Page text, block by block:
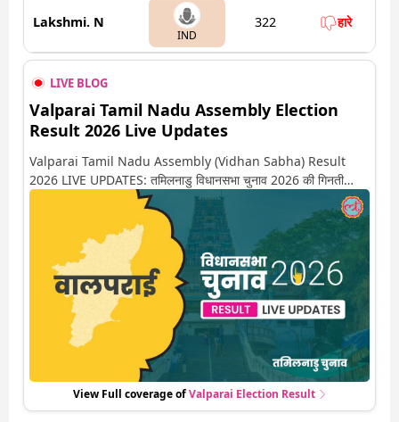
Lakshmi. N
IND
322 हारे
LIVE BLOG
Valparai Tamil Nadu Assembly Election
Result 2026 Live Updates
Valparai Tamil Nadu Assembly (Vidhan Sabha) Result
2026 LIVE UPDATES: तमिलनाडु विधानसभा चुनाव 2026 की गिनती
अगले कुछ ही देर में शुरू होने वाली है. यहां देखें वालपराई सीट पर कौन आगे-कौन
पीछे से लेकर किस तरफ जा रहें है रुझान. साथ ही पाइए इस सीट पर हो रही हर
एक हलचल की अपडेट वो भी रियल टाइम में
View Full coverage ofValparai Election Result